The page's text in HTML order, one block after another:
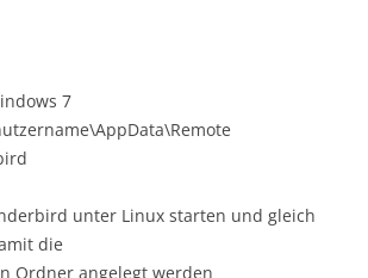
7
unter Linux starten und gleich
die
Ordner angelegt werden